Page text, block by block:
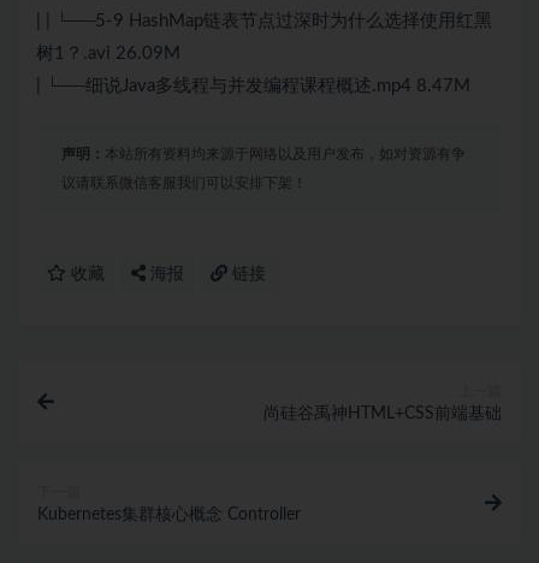
| | └──5-9 HashMap链表节点过深时为什么选择使用红黑
树1？.avi 26.09M
| └──细说Java多线程与并发编程课程概述.mp4 8.47M
声明： 本站所有资料均来源于网络以及用户发布，如对资源有争
议请联系微信客服我们可以安排下架！
收藏 海报 链接
尚硅谷禹神HTML+CSS前端基础
Kubernetes集群核心概念 Controller